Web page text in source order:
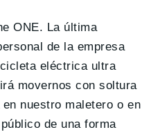
ONE. La última
de la empresa
eléctrica ultra
movernos con soltura
nuestro maletero o en
de una forma